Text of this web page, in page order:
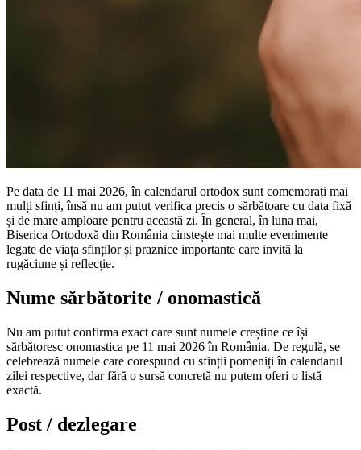
Pe data de 11 mai 2026, în calendarul ortodox sunt comemorați mai
mulți sfinți, însă nu am putut verifica precis o sărbătoare cu data fixă
și de mare amploare pentru această zi. În general, în luna mai,
Biserica Ortodoxă din România cinstește mai multe evenimente
legate de viața sfinților și praznice importante care invită la
rugăciune și reflecție.
Nume sărbătorite / onomastică
Nu am putut confirma exact care sunt numele creștine ce își
sărbătoresc onomastica pe 11 mai 2026 în România. De regulă, se
celebrează numele care corespund cu sfinții pomeniți în calendarul
zilei respective, dar fără o sursă concretă nu putem oferi o listă
exactă.
Post / dezlegare